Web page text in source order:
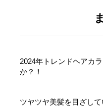
2024年トレンドヘアカ
か？！
ツヤツヤ美髪を目ざし